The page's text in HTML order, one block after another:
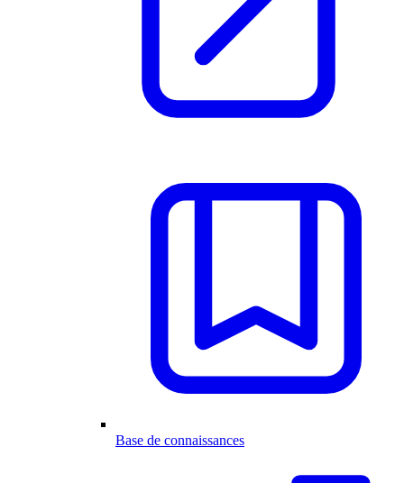
Base de connaissances